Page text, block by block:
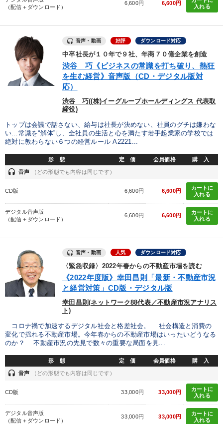
（配信＋ダウンロード）
6,600円 6,600円
入れる
音声・動画 好評 ダウンロード対応
中卒社長が１０年で９社、年商７０億企業を創造
渋谷 巧《ビジネスの常識を打ち破り、熱狂
を生む経営》音声版（CD・デジタル版対
応）
渋谷 巧((株)イーグループホールディングス 代表取
締役)
トップは会議で話さない、給与は社長が決めない、社員のグチは嫌わな
い…常識を“解体”し、全社員の生活と心を満たす若手起業家の学校では
絶対に教わらない６つの経営ルール A2221...
形 態 定 価 会員価格 購 入
headset 音声 （どの形態でも内容は同じです）
CD版 6,600円 6,600円
カートに
入れる
デジタル音声版
（配信＋ダウンロード）
6,600円 6,600円
カートに
入れる
音声・動画 人気 ダウンロード対応
〈緊急収録〉2022年春からの不動産市場を読む
《2022年度版》幸田昌則「最新・不動産市況
と経営対策」CD版・デジタル版
幸田昌則(ネットワーク88代表／不動産市況アナリス
ト)
コロナ禍で加速するデジタル社会と格差社会。 社会構造と消費の
変化で揺れる不動産市場。今年春からの不動産市場はいったいどうなる
のか？ 不動産市況の先見で数々の重要な局面を見...
形 態 定 価 会員価格 購 入
headset 音声 （どの形態でも内容は同じです）
CD版 33,000円 33,000円
カートに
入れる
デジタル音声版
（配信＋ダウンロード）
33,000円 33,000円
カートに
入れる